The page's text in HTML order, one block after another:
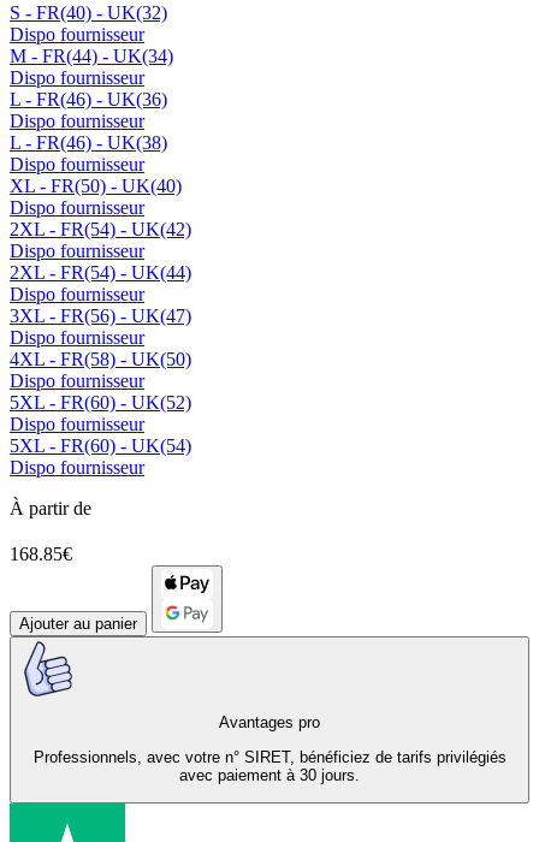
S - FR(40) - UK(32)
Dispo fournisseur
M - FR(44) - UK(34)
Dispo fournisseur
L - FR(46) - UK(36)
Dispo fournisseur
L - FR(46) - UK(38)
Dispo fournisseur
XL - FR(50) - UK(40)
Dispo fournisseur
2XL - FR(54) - UK(42)
Dispo fournisseur
2XL - FR(54) - UK(44)
Dispo fournisseur
3XL - FR(56) - UK(47)
Dispo fournisseur
4XL - FR(58) - UK(50)
Dispo fournisseur
5XL - FR(60) - UK(52)
Dispo fournisseur
5XL - FR(60) - UK(54)
Dispo fournisseur
À partir de
168.85€
Ajouter au panier
Avantages pro
Professionnels, avec votre n° SIRET, bénéficiez de tarifs privilégiés
avec paiement à 30 jours.